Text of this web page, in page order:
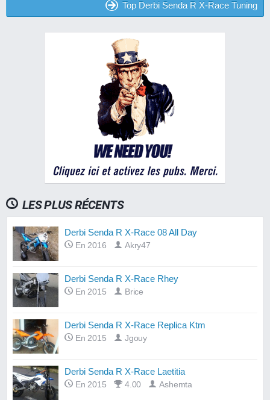
Top Derbi Senda R X-Race Tuning
LES PLUS RÉCENTS
Derbi Senda R X-Race 08 All Day
En 2016 Akry47
Derbi Senda R X-Race Rhey
En 2015 Brice
Derbi Senda R X-Race Replica Ktm
En 2015 Jgouy
Derbi Senda R X-Race Laetitia
En 2015 4.00 Ashemta